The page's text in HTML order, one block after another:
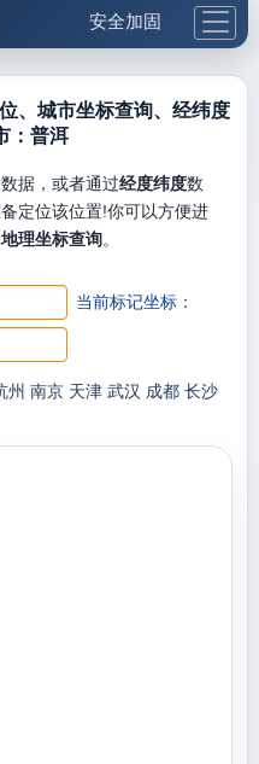
安全加固
更多工具
红包
、城市坐标查询、经纬度
：普洱
据，或者通过经度纬度数
定位该位置!你可以方便进
地理坐标查询。
当前标记坐标：
州 南京 天津 武汉 成都 长沙